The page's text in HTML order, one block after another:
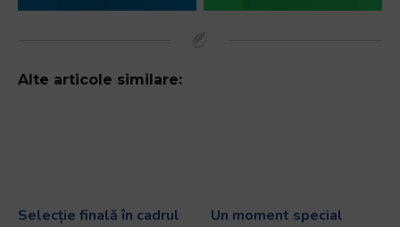
Alte articole similare:
Selecție finală în cadrul
Un moment special